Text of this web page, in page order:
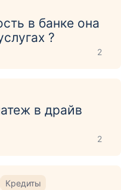
в банке она
?
2
в драйв
2
Кредиты